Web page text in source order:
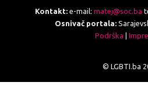
Kontakt:e-mail: matej@soc.ba
Osnivač portala:
Podrška |
© LGBTI.ba